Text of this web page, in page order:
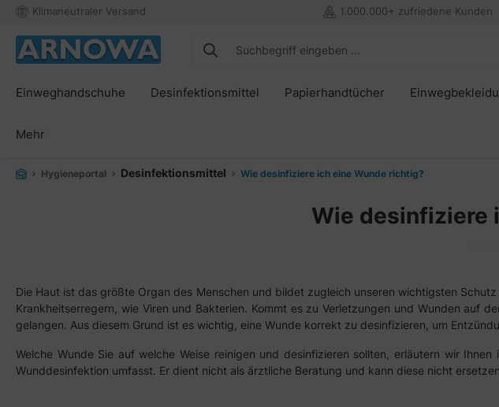
Zur Hauptnavigation springen
Klimaneutraler Versand 1.000.000+ zufriedene Kunden
Einweghandschuhe Desinfektionsmittel Papierhandtücher
Mehr
Hygieneportal Desinfektionsmittel Wie desinfiziere ich eine Wunde richtig?
Wie desinfiziere
Die Haut ist das größte Organ des Menschen und bildet zugleich unseren wichtigsten
Krankheitserregern, wie Viren und Bakterien. Kommt es zu Verletzungen und Wunden auf
gelangen. Aus diesem Grund ist es wichtig, eine Wunde korrekt zu desinfizieren, um
Welche Wunde Sie auf welche Weise reinigen und desinfizieren sollten, erläutern wir
Wunddesinfektion umfasst. Er dient nicht als ärztliche Beratung und kann diese nicht